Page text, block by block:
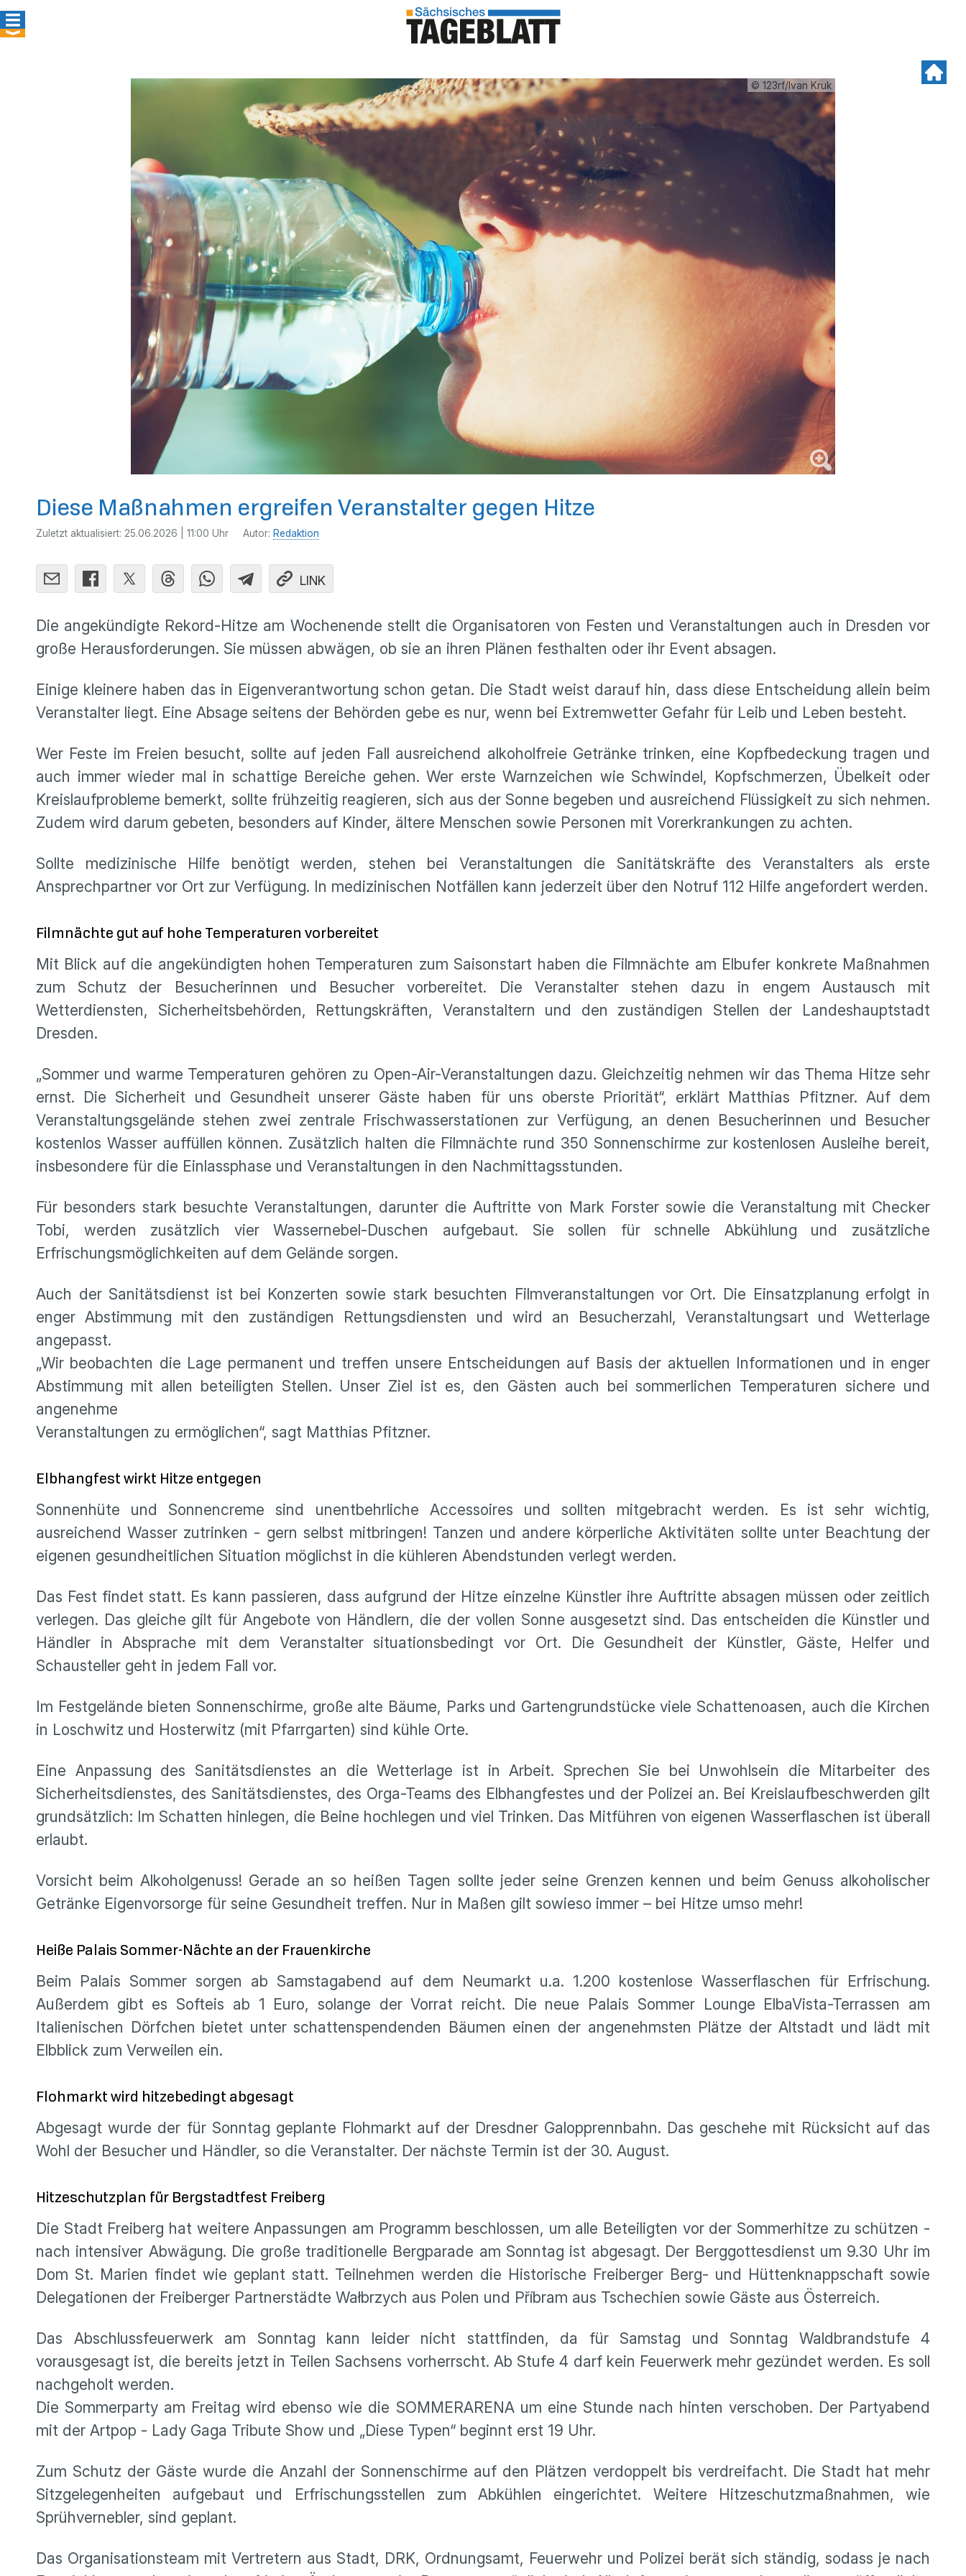
© 123rf/Ivan Kruk
Diese Maßnahmen ergreifen Veranstalter gegen Hitze
Zuletzt aktualisiert: 25.06.2026 | 11:00 Uhr Autor: Redaktion
LINK
Die angekündigte Rekord-Hitze am Wochenende stellt die Organisatoren von Festen und Veranstaltungen auch in Dresden vor
große Herausforderungen. Sie müssen abwägen, ob sie an ihren Plänen festhalten oder ihr Event absagen.
Einige kleinere haben das in Eigenverantwortung schon getan. Die Stadt weist darauf hin, dass diese Entscheidung allein beim
Veranstalter liegt. Eine Absage seitens der Behörden gebe es nur, wenn bei Extremwetter Gefahr für Leib und Leben besteht.
Wer Feste im Freien besucht, sollte auf jeden Fall ausreichend alkoholfreie Getränke trinken, eine Kopfbedeckung tragen und
auch immer wieder mal in schattige Bereiche gehen. Wer erste Warnzeichen wie Schwindel, Kopfschmerzen, Übelkeit oder
Kreislaufprobleme bemerkt, sollte frühzeitig reagieren, sich aus der Sonne begeben und ausreichend Flüssigkeit zu sich nehmen.
Zudem wird darum gebeten, besonders auf Kinder, ältere Menschen sowie Personen mit Vorerkrankungen zu achten.
Sollte medizinische Hilfe benötigt werden, stehen bei Veranstaltungen die Sanitätskräfte des Veranstalters als erste
Ansprechpartner vor Ort zur Verfügung. In medizinischen Notfällen kann jederzeit über den Notruf 112 Hilfe angefordert werden.
Filmnächte gut auf hohe Temperaturen vorbereitet
Mit Blick auf die angekündigten hohen Temperaturen zum Saisonstart haben die Filmnächte am Elbufer konkrete Maßnahmen
zum Schutz der Besucherinnen und Besucher vorbereitet. Die Veranstalter stehen dazu in engem Austausch mit
Wetterdiensten, Sicherheitsbehörden, Rettungskräften, Veranstaltern und den zuständigen Stellen der Landeshauptstadt
Dresden.
„Sommer und warme Temperaturen gehören zu Open-Air-Veranstaltungen dazu. Gleichzeitig nehmen wir das Thema Hitze sehr
ernst. Die Sicherheit und Gesundheit unserer Gäste haben für uns oberste Priorität“, erklärt Matthias Pfitzner. Auf dem
Veranstaltungsgelände stehen zwei zentrale Frischwasserstationen zur Verfügung, an denen Besucherinnen und Besucher
kostenlos Wasser auffüllen können. Zusätzlich halten die Filmnächte rund 350 Sonnenschirme zur kostenlosen Ausleihe bereit,
insbesondere für die Einlassphase und Veranstaltungen in den Nachmittagsstunden.
Für besonders stark besuchte Veranstaltungen, darunter die Auftritte von Mark Forster sowie die Veranstaltung mit Checker
Tobi, werden zusätzlich vier Wassernebel-Duschen aufgebaut. Sie sollen für schnelle Abkühlung und zusätzliche
Erfrischungsmöglichkeiten auf dem Gelände sorgen.
Auch der Sanitätsdienst ist bei Konzerten sowie stark besuchten Filmveranstaltungen vor Ort. Die Einsatzplanung erfolgt in
enger Abstimmung mit den zuständigen Rettungsdiensten und wird an Besucherzahl, Veranstaltungsart und Wetterlage
angepasst.
„Wir beobachten die Lage permanent und treffen unsere Entscheidungen auf Basis der aktuellen Informationen und in enger
Abstimmung mit allen beteiligten Stellen. Unser Ziel ist es, den Gästen auch bei sommerlichen Temperaturen sichere und
angenehme
Veranstaltungen zu ermöglichen“, sagt Matthias Pfitzner.
Elbhangfest wirkt Hitze entgegen
Sonnenhüte und Sonnencreme sind unentbehrliche Accessoires und sollten mitgebracht werden. Es ist sehr wichtig,
ausreichend Wasser zutrinken - gern selbst mitbringen! Tanzen und andere körperliche Aktivitäten sollte unter Beachtung der
eigenen gesundheitlichen Situation möglichst in die kühleren Abendstunden verlegt werden.
Das Fest findet statt. Es kann passieren, dass aufgrund der Hitze einzelne Künstler ihre Auftritte absagen müssen oder zeitlich
verlegen. Das gleiche gilt für Angebote von Händlern, die der vollen Sonne ausgesetzt sind. Das entscheiden die Künstler und
Händler in Absprache mit dem Veranstalter situationsbedingt vor Ort. Die Gesundheit der Künstler, Gäste, Helfer und
Schausteller geht in jedem Fall vor.
Im Festgelände bieten Sonnenschirme, große alte Bäume, Parks und Gartengrundstücke viele Schattenoasen, auch die Kirchen
in Loschwitz und Hosterwitz (mit Pfarrgarten) sind kühle Orte.
Eine Anpassung des Sanitätsdienstes an die Wetterlage ist in Arbeit. Sprechen Sie bei Unwohlsein die Mitarbeiter des
Sicherheitsdienstes, des Sanitätsdienstes, des Orga-Teams des Elbhangfestes und der Polizei an. Bei Kreislaufbeschwerden gilt
grundsätzlich: Im Schatten hinlegen, die Beine hochlegen und viel Trinken. Das Mitführen von eigenen Wasserflaschen ist überall
erlaubt.
Vorsicht beim Alkoholgenuss! Gerade an so heißen Tagen sollte jeder seine Grenzen kennen und beim Genuss alkoholischer
Getränke Eigenvorsorge für seine Gesundheit treffen. Nur in Maßen gilt sowieso immer – bei Hitze umso mehr!
Heiße Palais Sommer-Nächte an der Frauenkirche
Beim Palais Sommer sorgen ab Samstagabend auf dem Neumarkt u.a. 1.200 kostenlose Wasserflaschen für Erfrischung.
Außerdem gibt es Softeis ab 1 Euro, solange der Vorrat reicht. Die neue Palais Sommer Lounge ElbaVista-Terrassen am
Italienischen Dörfchen bietet unter schattenspendenden Bäumen einen der angenehmsten Plätze der Altstadt und lädt mit
Elbblick zum Verweilen ein.
Flohmarkt wird hitzebedingt abgesagt
Abgesagt wurde der für Sonntag geplante Flohmarkt auf der Dresdner Galopprennbahn. Das geschehe mit Rücksicht auf das
Wohl der Besucher und Händler, so die Veranstalter. Der nächste Termin ist der 30. August.
Hitzeschutzplan für Bergstadtfest Freiberg
Die Stadt Freiberg hat weitere Anpassungen am Programm beschlossen, um alle Beteiligten vor der Sommerhitze zu schützen -
nach intensiver Abwägung. Die große traditionelle Bergparade am Sonntag ist abgesagt. Der Berggottesdienst um 9.30 Uhr im
Dom St. Marien findet wie geplant statt. Teilnehmen werden die Historische Freiberger Berg- und Hüttenknappschaft sowie
Delegationen der Freiberger Partnerstädte Wałbrzych aus Polen und Příbram aus Tschechien sowie Gäste aus Österreich.
Das Abschlussfeuerwerk am Sonntag kann leider nicht stattfinden, da für Samstag und Sonntag Waldbrandstufe 4
vorausgesagt ist, die bereits jetzt in Teilen Sachsens vorherrscht. Ab Stufe 4 darf kein Feuerwerk mehr gezündet werden. Es soll
nachgeholt werden.
Die Sommerparty am Freitag wird ebenso wie die SOMMERARENA um eine Stunde nach hinten verschoben. Der Partyabend
mit der Artpop - Lady Gaga Tribute Show und „Diese Typen“ beginnt erst 19 Uhr.
Zum Schutz der Gäste wurde die Anzahl der Sonnenschirme auf den Plätzen verdoppelt bis verdreifacht. Die Stadt hat mehr
Sitzgelegenheiten aufgebaut und Erfrischungsstellen zum Abkühlen eingerichtet. Weitere Hitzeschutzmaßnahmen, wie
Sprühvernebler, sind geplant.
Das Organisationsteam mit Vertretern aus Stadt, DRK, Ordnungsamt, Feuerwehr und Polizei berät sich ständig, sodass je nach